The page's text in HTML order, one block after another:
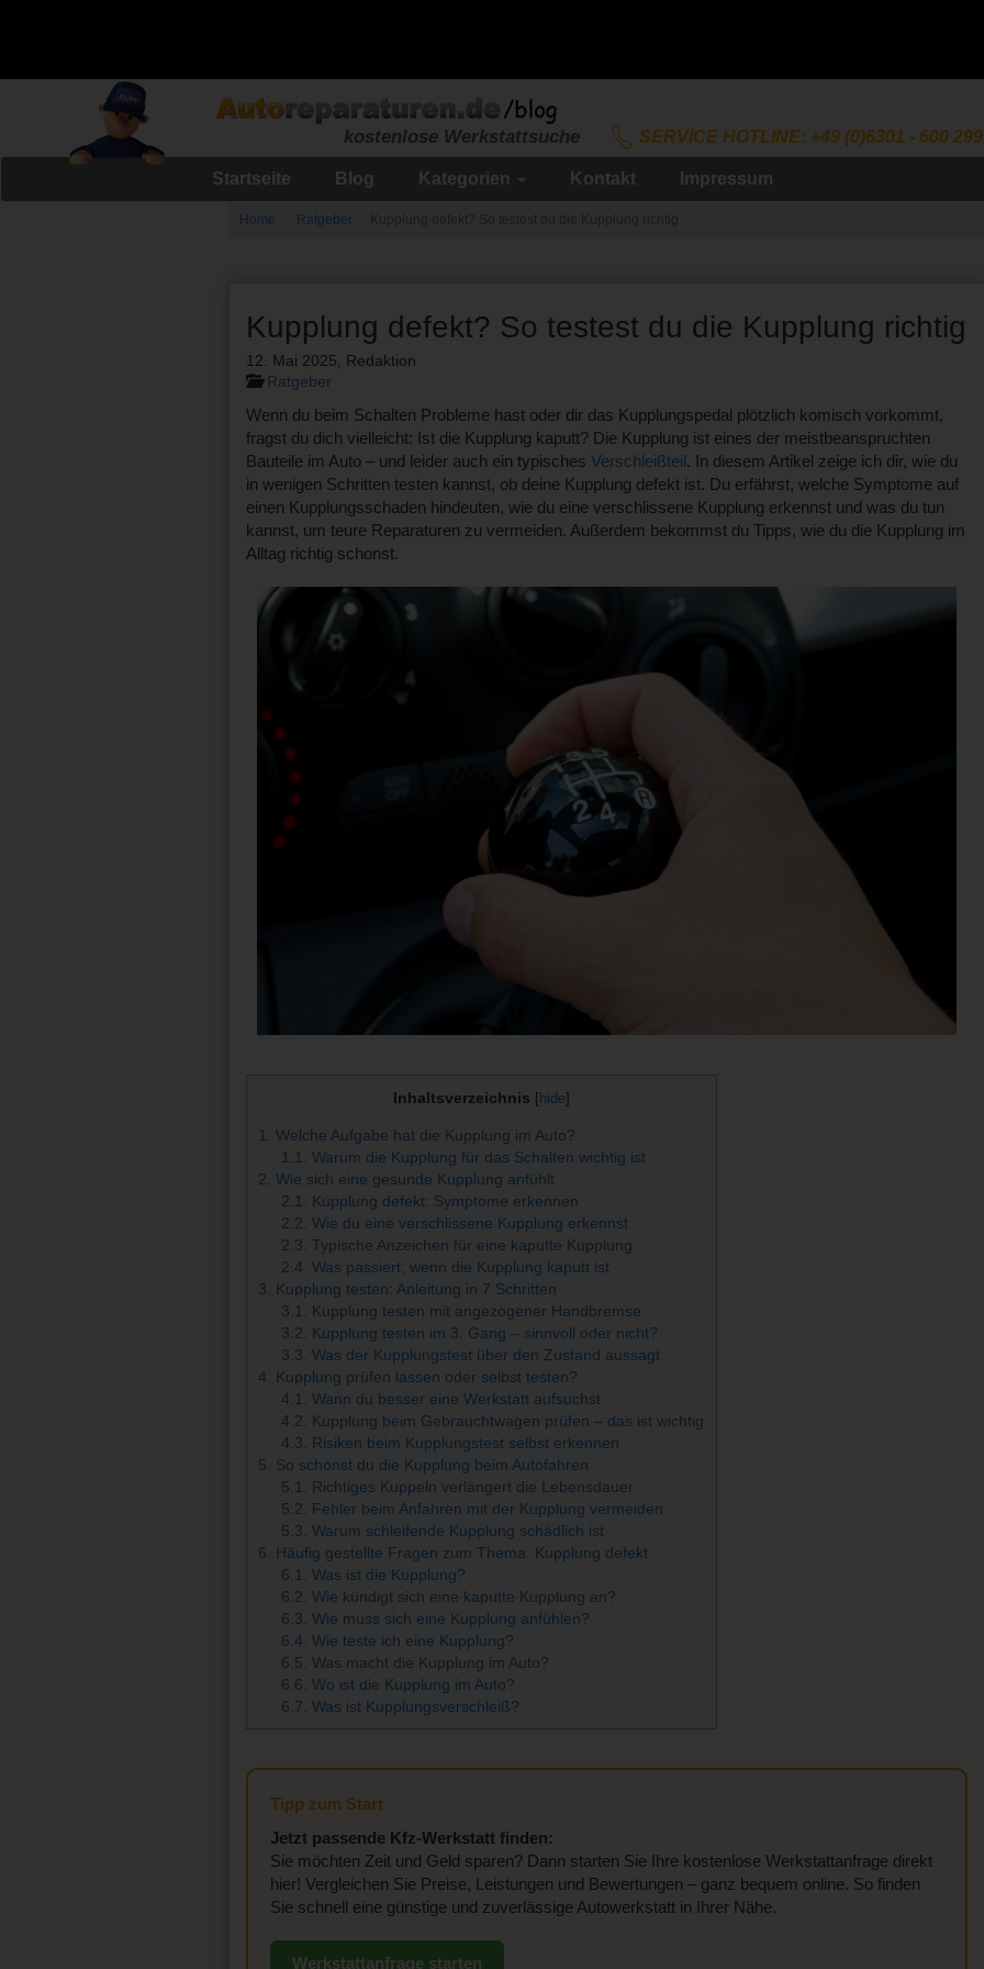
kostenlose Werkstattsuche SERVICE HOTLINE: +49 (0)6301 - 600
Startseite Blog Kategorien Kontakt Impressum
Home Ratgeber
Kupplung defekt? So testest du die Kupplung richtig
12. Mai 2025, Redaktion
Ratgeber
Wenn du beim Schalten Probleme hast oder dir das Kupplungspedal plötzlich komisch vorkommt,
fragst du dich vielleicht: Ist die Kupplung kaputt? Die Kupplung ist eines der meistbeanspruchten
Bauteile im Auto – und leider auch ein typisches Verschleißteil. In diesem Artikel zeige ich dir, wie du
in wenigen Schritten testen kannst, ob deine Kupplung defekt ist. Du erfährst, welche Symptome auf
einen Kupplungsschaden hindeuten, wie du eine verschlissene Kupplung erkennst und was du tun
kannst, um teure Reparaturen zu vermeiden. Außerdem bekommst du Tipps, wie du die Kupplung im
Alltag richtig schonst.
Inhaltsverzeichnis [hide]
1.
Welche Aufgabe hat die Kupplung im Auto?
1.1.
Warum die Kupplung für das Schalten wichtig ist
2. Wie sich eine gesunde Kupplung anfühlt
2.1.
Kupplung defekt: Symptome erkennen
2.2. Wie du eine verschlissene Kupplung erkennst
2.3. Typische Anzeichen für eine kaputte Kupplung
2.4. Was passiert, wenn die Kupplung kaputt ist
3.
Kupplung testen: Anleitung in 7 Schritten
3.1.
Kupplung testen mit angezogener Handbremse
3.2.
Kupplung testen im 3. Gang – sinnvoll oder nicht?
3.3. Was der Kupplungstest über den Zustand aussagt
4.
Kupplung prüfen lassen oder selbst testen?
4.1.
Wann du besser eine Werkstatt aufsuchst
4.2.
Kupplung beim Gebrauchtwagen prüfen – das ist wichtig
4.3.
Risiken beim Kupplungstest selbst erkennen
5.
So schonst du die Kupplung beim Autofahren
5.1.
Richtiges Kuppeln verlängert die Lebensdauer
5.2.
Fehler beim Anfahren mit der Kupplung vermeiden
5.3. Warum schleifende Kupplung schädlich ist
6.
Häufig gestellte Fragen zum Thema: Kupplung defekt
6.1.
Was ist die Kupplung?
6.2. Wie kündigt sich eine kaputte Kupplung an?
6.3. Wie muss sich eine Kupplung anfühlen?
6.4. Wie teste ich eine Kupplung?
6.5. Was macht die Kupplung im Auto?
6.6. Wo ist die Kupplung im Auto?
6.7. Was ist Kupplungsverschleiß?
Tipp zum Start
Jetzt passende Kfz-Werkstatt finden:
Sie möchten Zeit und Geld sparen? Dann starten Sie Ihre kostenlose Werkstattanfrage direkt
hier! Vergleichen Sie Preise, Leistungen und Bewertungen – ganz bequem online. So finden
Sie schnell eine günstige und zuverlässige Autowerkstatt in Ihrer Nähe.
Werkstattanfrage starten